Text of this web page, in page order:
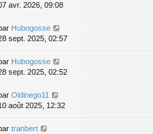
avr. 2026, 09:08
Hubogosse
sept. 2025, 02:57
Hubogosse
sept. 2025, 02:52
Oldinego11
août 2025, 12:32
tranbert